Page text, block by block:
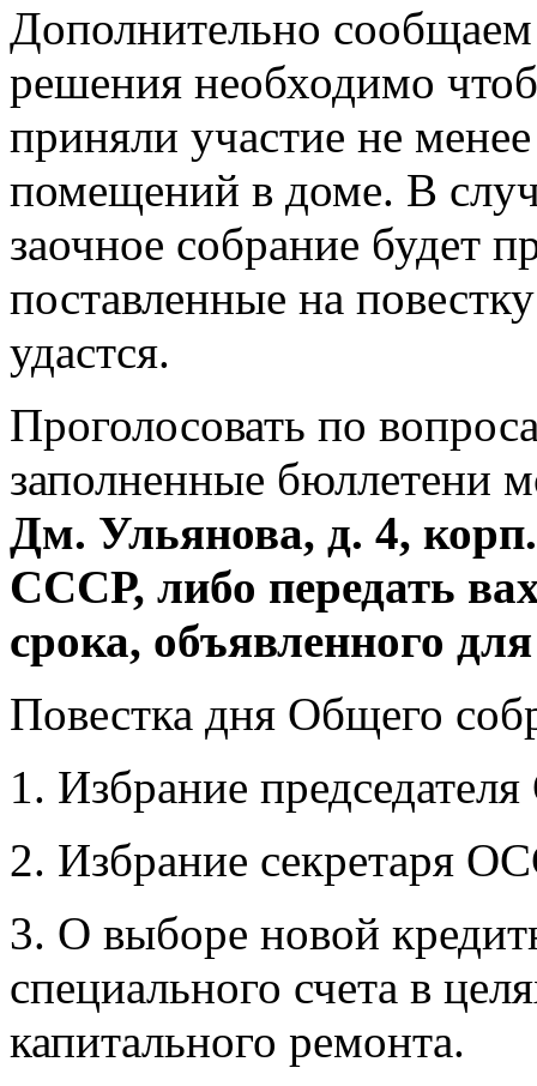
Дополнительно
решения необходимо
приняли участие не
помещений в доме. В
заочное собрание будет
поставленные на
удастся.
Проголосовать по
заполненные бюллетени
Дм. Ульянова, д. 4,
СССР, либо передать
срока, объявленного
Повестка дня Общего
1. Избрание
2. Избрание секретаря
3. О выборе новой
специального счета в
капитального ремонта.